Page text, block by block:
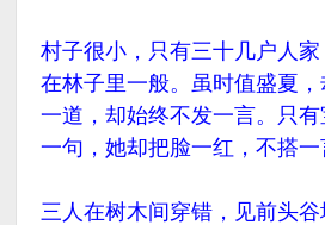
村子很小，只有三十几户人
在林子里一般。虽时值盛夏
一道，却始终不发一言。只
一句，她却把脸一红，不搭一
三人在树木间穿错，见前头